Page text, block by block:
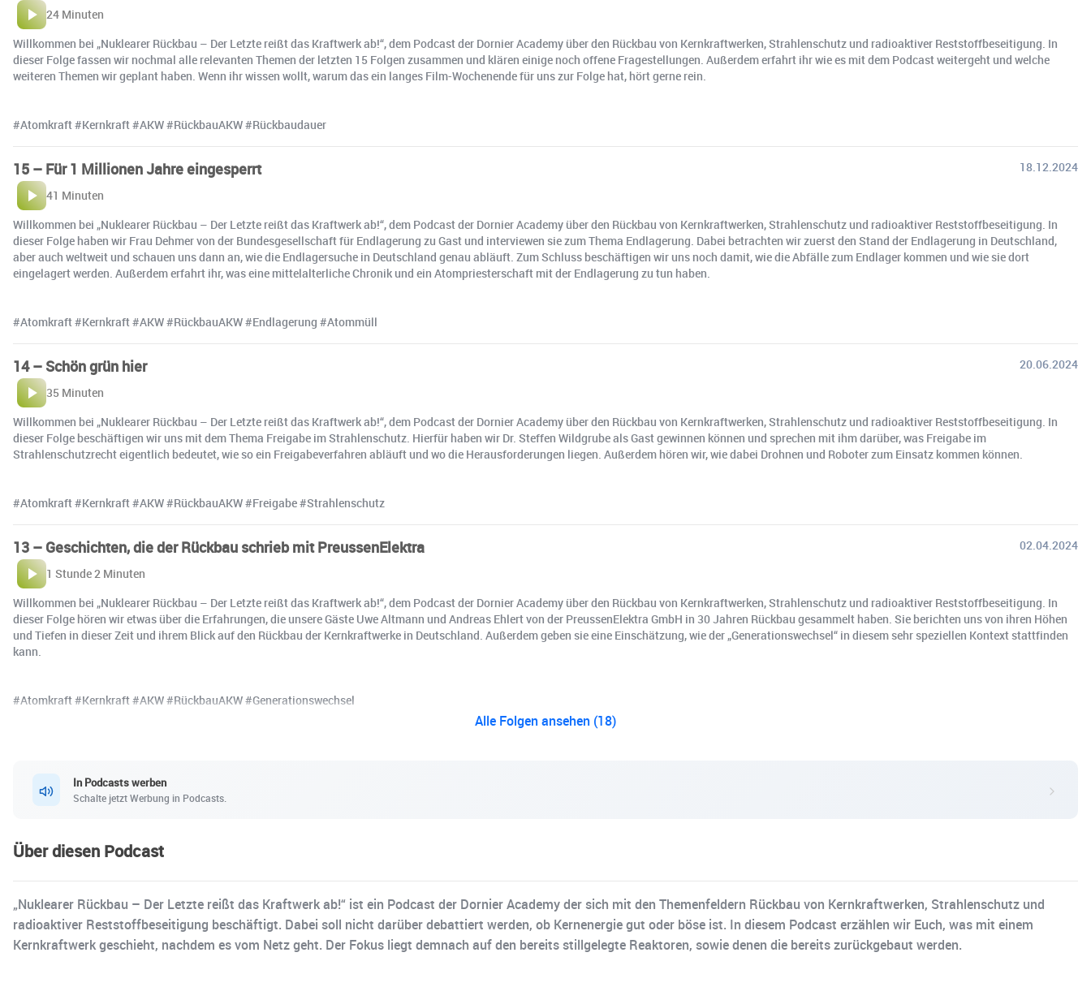
24 Minuten
Willkommen bei „Nuklearer Rückbau – Der Letzte reißt das Kraftwerk ab!“, dem Podcast der Dornier Academy über den Rückbau von Kernkraftwerken, Strahlenschutz und radioaktiver Reststoffbeseitigung. In
dieser Folge fassen wir nochmal alle relevanten Themen der letzten 15 Folgen zusammen und klären einige noch offene Fragestellungen. Außerdem erfahrt ihr wie es mit dem Podcast weitergeht und welche
weiteren Themen wir geplant haben. Wenn ihr wissen wollt, warum das ein langes Film-Wochenende für uns zur Folge hat, hört gerne rein.
#Atomkraft #Kernkraft #AKW #RückbauAKW #Rückbaudauer
15 – Für 1 Millionen Jahre eingesperrt
18.12.2024
41 Minuten
Willkommen bei „Nuklearer Rückbau – Der Letzte reißt das Kraftwerk ab!“, dem Podcast der Dornier Academy über den Rückbau von Kernkraftwerken, Strahlenschutz und radioaktiver Reststoffbeseitigung. In
dieser Folge haben wir Frau Dehmer von der Bundesgesellschaft für Endlagerung zu Gast und interviewen sie zum Thema Endlagerung. Dabei betrachten wir zuerst den Stand der Endlagerung in Deutschland,
aber auch weltweit und schauen uns dann an, wie die Endlagersuche in Deutschland genau abläuft. Zum Schluss beschäftigen wir uns noch damit, wie die Abfälle zum Endlager kommen und wie sie dort
eingelagert werden. Außerdem erfahrt ihr, was eine mittelalterliche Chronik und ein Atompriesterschaft mit der Endlagerung zu tun haben.
#Atomkraft #Kernkraft #AKW #RückbauAKW #Endlagerung #Atommüll
14 – Schön grün hier
20.06.2024
35 Minuten
Willkommen bei „Nuklearer Rückbau – Der Letzte reißt das Kraftwerk ab!“, dem Podcast der Dornier Academy über den Rückbau von Kernkraftwerken, Strahlenschutz und radioaktiver Reststoffbeseitigung. In
dieser Folge beschäftigen wir uns mit dem Thema Freigabe im Strahlenschutz. Hierfür haben wir Dr. Steffen Wildgrube als Gast gewinnen können und sprechen mit ihm darüber, was Freigabe im
Strahlenschutzrecht eigentlich bedeutet, wie so ein Freigabeverfahren abläuft und wo die Herausforderungen liegen. Außerdem hören wir, wie dabei Drohnen und Roboter zum Einsatz kommen können.
#Atomkraft #Kernkraft #AKW #RückbauAKW #Freigabe #Strahlenschutz
13 – Geschichten, die der Rückbau schrieb mit PreussenElektra
02.04.2024
1 Stunde 2 Minuten
Willkommen bei „Nuklearer Rückbau – Der Letzte reißt das Kraftwerk ab!“, dem Podcast der Dornier Academy über den Rückbau von Kernkraftwerken, Strahlenschutz und radioaktiver Reststoffbeseitigung. In
dieser Folge hören wir etwas über die Erfahrungen, die unsere Gäste Uwe Altmann und Andreas Ehlert von der PreussenElektra GmbH in 30 Jahren Rückbau gesammelt haben. Sie berichten uns von ihren Höhen
und Tiefen in dieser Zeit und ihrem Blick auf den Rückbau der Kernkraftwerke in Deutschland. Außerdem geben sie eine Einschätzung, wie der „Generationswechsel“ in diesem sehr speziellen Kontext stattfinden
kann.
#Atomkraft #Kernkraft #AKW #RückbauAKW #Generationswechsel
Alle Folgen ansehen (18)
In Podcasts werben
Schalte jetzt Werbung in Podcasts.
Über diesen Podcast
„Nuklearer Rückbau – Der Letzte reißt das Kraftwerk ab!“ ist ein Podcast der Dornier Academy der sich mit den Themenfeldern Rückbau von Kernkraftwerken, Strahlenschutz und
radioaktiver Reststoffbeseitigung beschäftigt. Dabei soll nicht darüber debattiert werden, ob Kernenergie gut oder böse ist. In diesem Podcast erzählen wir Euch, was mit einem
Kernkraftwerk geschieht, nachdem es vom Netz geht. Der Fokus liegt demnach auf den bereits stillgelegte Reaktoren, sowie denen die bereits zurückgebaut werden.